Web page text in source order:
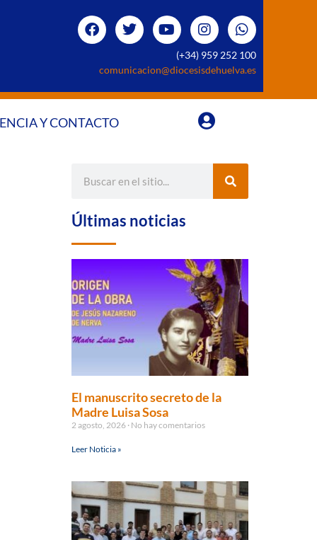
(+34) 959 252 100
comunicacion@diocesisdehuelva.es
Y CONTACTO
Últimas noticias
El manuscrito secreto de la
Madre Luisa Sosa
2 agosto, 2026 No hay comentarios
Leer Noticia »